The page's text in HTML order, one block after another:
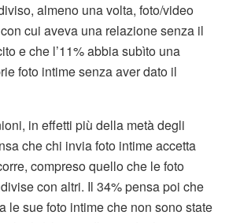
almeno una volta, foto/video
cui aveva una relazione senza il
e che l’11% abbia subìto una
foto intime senza aver dato il
in effetti più della metà degli
che chi invia foto intime accetta
compreso quello che le foto
con altri. Il 34% pensa poi che
le sue foto intime che non sono state